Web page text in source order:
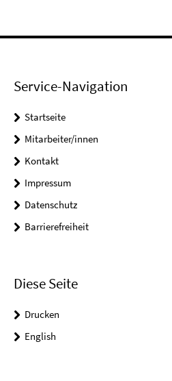
Service-Navigation
Startseite
Mitarbeiter/innen
Kontakt
Impressum
Datenschutz
Barrierefreiheit
Diese Seite
Drucken
English